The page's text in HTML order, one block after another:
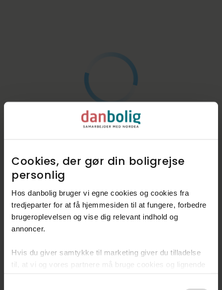
Cookies, der gør din boligrejse
personlig​
Hos danbolig bruger vi egne cookies og cookies fra
tredjeparter for at få hjemmesiden til at fungere, forbedre
brugeroplevelsen og vise dig relevant indhold og
annoncer.​
Hvis du giver samtykke til marketing giver du tilladelse
til, at vi og vores partnere må bruge cookies og lignende
Kommunen i tal